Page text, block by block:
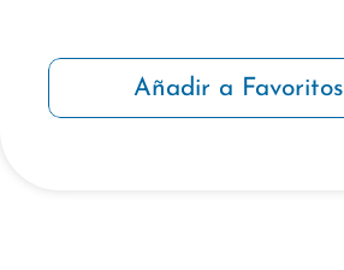
Añadir a Favoritos